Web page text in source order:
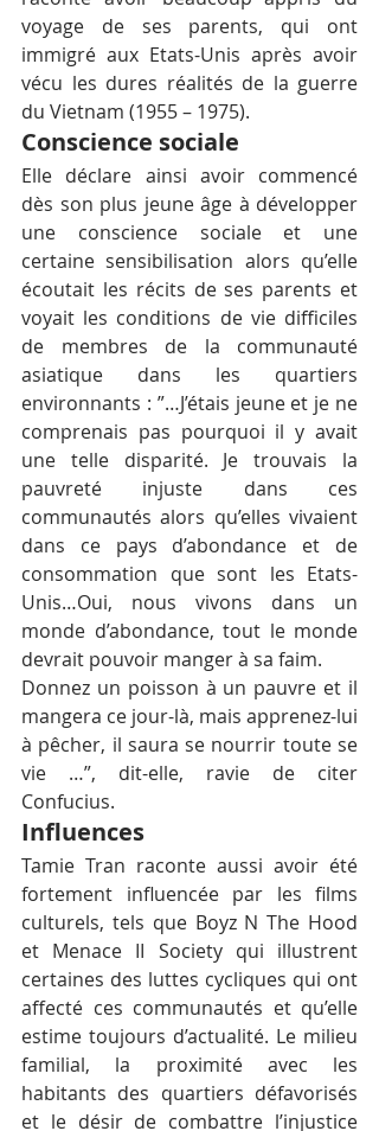
voyage de ses parents, qui ont
immigré aux Etats-Unis après avoir
vécu les dures réalités de la guerre
du Vietnam (1955 – 1975).
Conscience sociale
Elle déclare ainsi avoir commencé
dès son plus jeune âge à développer
une conscience sociale et une
certaine sensibilisation alors qu’elle
écoutait les récits de ses parents et
voyait les conditions de vie difficiles
de membres de la communauté
asiatique dans les quartiers
environnants : ”…J’étais jeune et je ne
comprenais pas pourquoi il y avait
une telle disparité. Je trouvais la
pauvreté injuste dans ces
communautés alors qu’elles vivaient
dans ce pays d’abondance et de
consommation que sont les Etats-
Unis…Oui, nous vivons dans un
monde d’abondance, tout le monde
devrait pouvoir manger à sa faim.
Donnez un poisson à un pauvre et il
mangera ce jour-là, mais apprenez-lui
à pêcher, il saura se nourrir toute se
vie …”, dit-elle, ravie de citer
Confucius.
Influences
Tamie Tran raconte aussi avoir été
fortement influencée par les films
culturels, tels que Boyz N The Hood
et Menace II Society qui illustrent
certaines des luttes cycliques qui ont
affecté ces communautés et qu’elle
estime toujours d’actualité. Le milieu
familial, la proximité avec les
habitants des quartiers défavorisés
et le désir de combattre l’injustice